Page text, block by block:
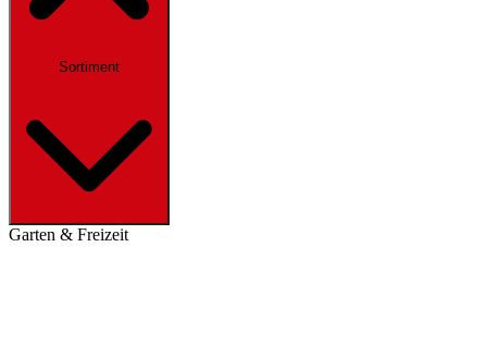
Sortiment
Garten & Freizeit